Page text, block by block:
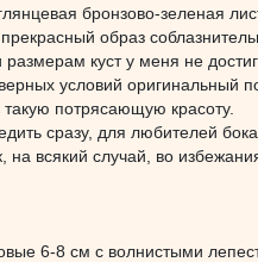
бронзово-зеленая
образ
куст у меня не
условий оригинальный
такую потрясающую красоту.
сразу, для любителей
на всякий случай, во
6-8 см с волнистыми